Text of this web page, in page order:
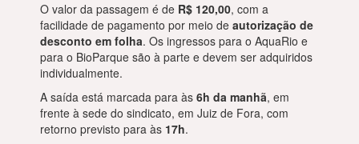
O valor da passagem é de R$ 120,00, com a
facilidade de pagamento por meio de autorização de
desconto em folha. Os ingressos para o AquaRio e
para o BioParque são à parte e devem ser adquiridos
individualmente.
A saída está marcada para às 6h da manhã, em
frente à sede do sindicato, em Juiz de Fora, com
retorno previsto para às 17h.